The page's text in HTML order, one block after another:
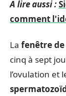
A lire aussi :
comment
La fenêtre
cinq à sept
l’ovulation et